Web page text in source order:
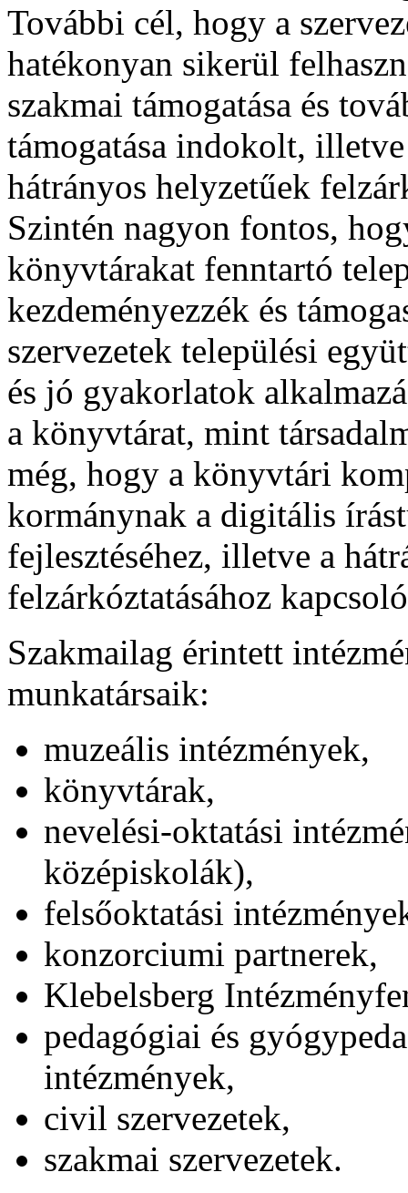
További cél, hogy a
hatékonyan sikerül
szakmai támogatása és
támogatása indokolt,
hátrányos helyzetűek
Szintén nagyon fontos,
könyvtárakat fenntartó
kezdeményezzék és
szervezetek települési
és jó gyakorlatok
a könyvtárat, mint
még, hogy a könyvtári
kormánynak a digitális
fejlesztéséhez, illetve a
felzárkóztatásához
Szakmailag érintett
munkatársaik:
muzeális intézmények,
könyvtárak,
nevelési-oktatási
középiskolák),
felsőoktatási
konzorciumi partnerek,
Klebelsberg
pedagógiai és
intézmények,
civil szervezetek,
szakmai szervezetek.